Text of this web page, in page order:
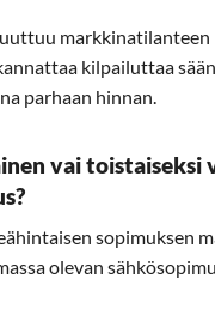
markkinatilanteen
kilpailuttaa
parhaan hinnan.
vai toistaiseksi
sopimuksen
olevan